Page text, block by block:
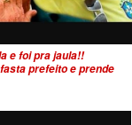
e foi pra jaula!!
prefeito e prende